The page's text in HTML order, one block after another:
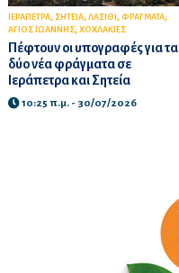
ΙΕΡΑΠΕΤΡΑ, ΣΗΤΕΙΑ, ΛΑΣΙΘΙ , ΦΡΑΓΜΑΤΑ,
ΑΓΙΟΣ ΙΩΑΝΝΗΣ, ΧΟΧΛΑΚΙΕΣ
Πέφτουν οι υπογραφές για τα
δύο νέα φράγματα σε
Ιεράπετρα και Σητεία
10:25 π.μ. - 30/07/2026